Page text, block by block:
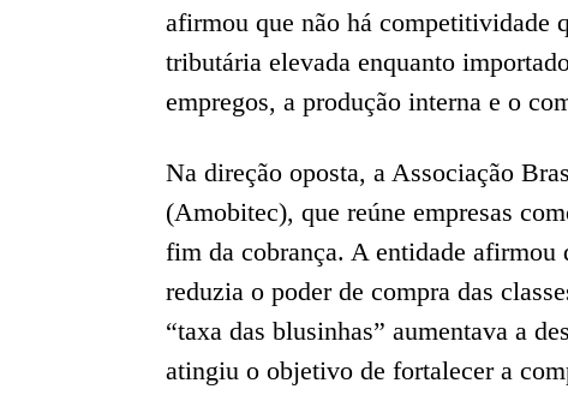
afirmou que não há competitividade
tributária elevada enquanto
empregos, a produção interna e o
Na direção oposta, a Associação
(Amobitec), que reúne empresas
fim da cobrança. A entidade afirmou
reduzia o poder de compra das
“taxa das blusinhas” aumentava a
atingiu o objetivo de fortalecer a